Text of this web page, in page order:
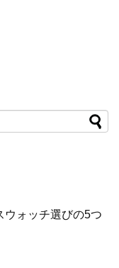
ウォッチ選びの5つ